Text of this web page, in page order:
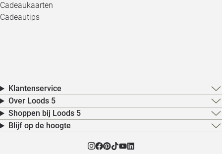
Cadeaukaarten
Cadeautips
Klantenservice
Over Loods 5
Shoppen bij Loods 5
Blijf op de hoogte